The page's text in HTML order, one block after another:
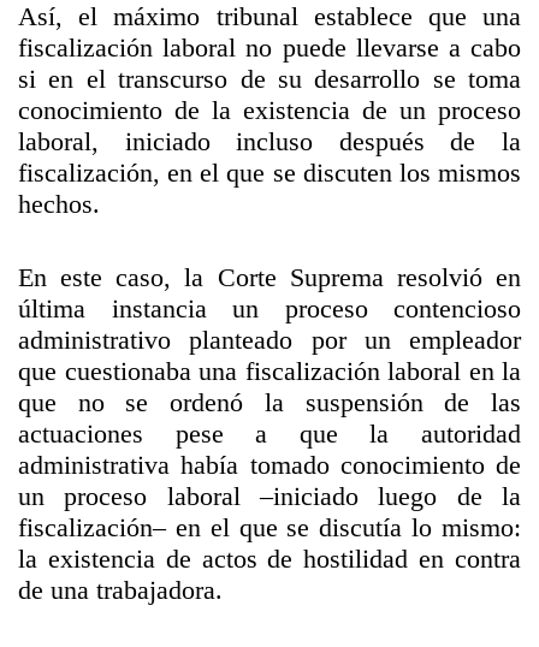
Así, el máximo tribunal establece que una
fiscalización laboral no puede llevarse a cabo
si en el transcurso de su desarrollo se toma
conocimiento de la existencia de un proceso
laboral, iniciado incluso después de la
fiscalización, en el que se discuten los mismos
hechos.
En este caso, la Corte Suprema resolvió en
última instancia un proceso contencioso
administrativo planteado por un empleador
que cuestionaba una fiscalización laboral en la
que no se ordenó la suspensión de las
actuaciones pese a que la autoridad
administrativa había tomado conocimiento de
un proceso laboral –iniciado luego de la
fiscalización– en el que se discutía lo mismo:
la existencia de actos de hostilidad en contra
de una trabajadora.